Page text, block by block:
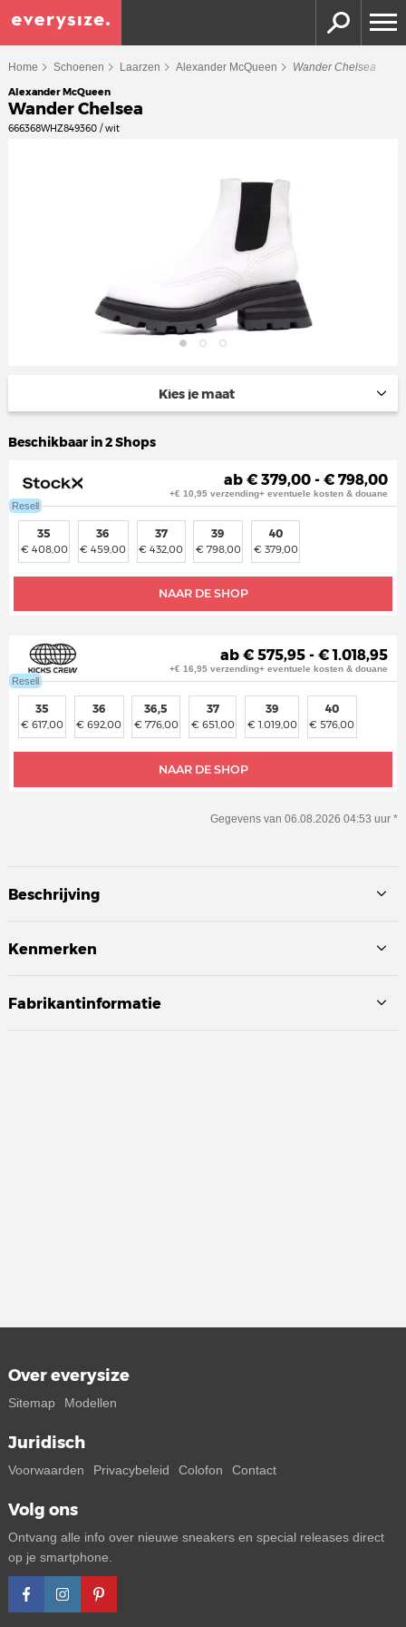
Home Schoenen Laarzen Alexander McQueen Wander Chelsea
Alexander McQueen
Wander Chelsea
666368WHZ849360 / wit
Kies je maat
Beschikbaar in 2 Shops
Resell
ab € 379,00 - € 798,00
+€ 10,95 verzending+ eventuele kosten & douane
NAAR DE SHOP
35
€ 408,00
36
€ 459,00
37
€ 432,00
39
€ 798,00
40
€ 379,00
Resell
ab € 575,95 - € 1.018,95
+€ 16,95 verzending+ eventuele kosten & douane
NAAR DE SHOP
35
€ 617,00
36
€ 692,00
36,5
€ 776,00
37
€ 651,00
39
€ 1.019,00
40
€ 576,00
Gegevens van 06.08.2026 04:53 uur *
Beschrijving
Kenmerken
Fabrikantinformatie
Over everysize
Sitemap Modellen
Juridisch
Voorwaarden Privacybeleid Colofon Contact
Volg ons
Ontvang alle info over nieuwe sneakers en special releases direct
op je smartphone.